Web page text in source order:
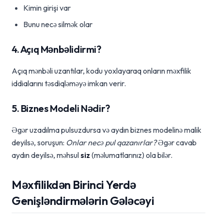
Kimin girişi var
Bunu necə silmək olar
4. Açıq Mənbəlidirmi?
Açıq mənbəli uzantılar, kodu yoxlayaraq onların məxfilik
iddialarını təsdiqləməyə imkan verir.
5. Biznes Modeli Nədir?
Əgər uzadılma pulsuzdursa və aydın biznes modelinə malik
deyilsə, soruşun: Onlar necə pul qazanırlar?Əgər cavab
aydın deyilsə, məhsulsiz (məlumatlarınız) ola bilər.
Məxfilikdən Birinci Yerdə
Genişləndirmələrin Gələcəyi